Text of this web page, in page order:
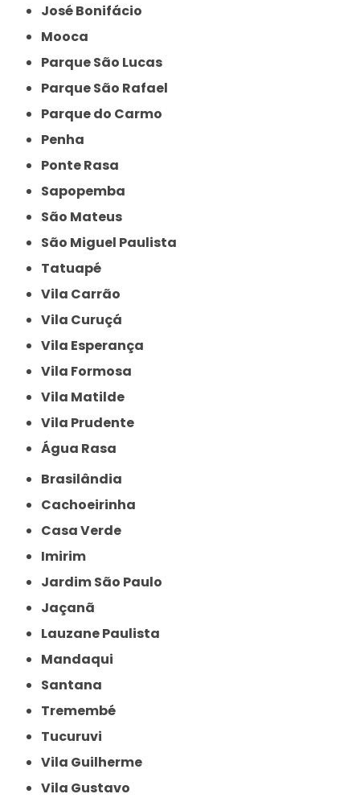
José Bonifácio
Mooca
Parque São Lucas
Parque São Rafael
Parque do Carmo
Penha
Ponte Rasa
Sapopemba
São Mateus
São Miguel Paulista
Tatuapé
Vila Carrão
Vila Curuçá
Vila Esperança
Vila Formosa
Vila Matilde
Vila Prudente
Água Rasa
Brasilândia
Cachoeirinha
Casa Verde
Imirim
Jardim São Paulo
Jaçanã
Lauzane Paulista
Mandaqui
Santana
Tremembé
Tucuruvi
Vila Guilherme
Vila Gustavo